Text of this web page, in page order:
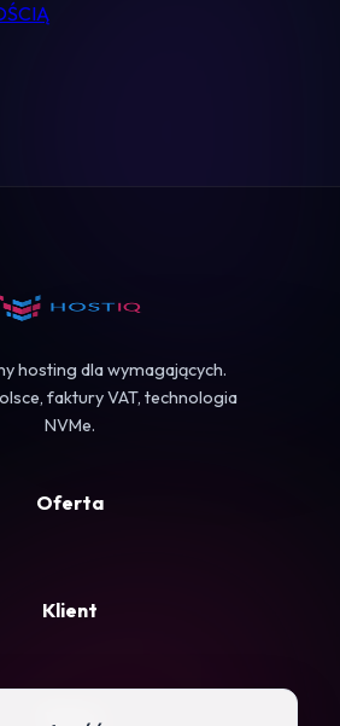
Kontakt
hosting dla wymagających.
faktury VAT, technologia
NVMe.
Oferta
Klient
Firma